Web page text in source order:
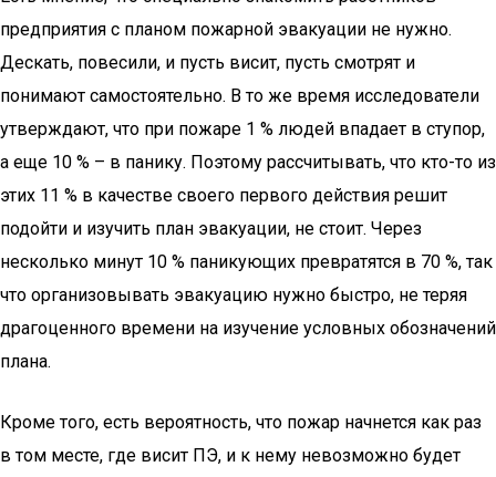
предприятия с планом пожарной эвакуации не нужно.
Дескать, повесили, и пусть висит, пусть смотрят и
понимают самостоятельно. В то же время исследователи
утверждают, что при пожаре 1 % людей впадает в ступор,
а еще 10 % – в панику. Поэтому рассчитывать, что кто-то из
этих 11 % в качестве своего первого действия решит
подойти и изучить план эвакуации, не стоит. Через
несколько минут 10 % паникующих превратятся в 70 %, так
что организовывать эвакуацию нужно быстро, не теряя
драгоценного времени на изучение условных обозначений
плана.
Кроме того, есть вероятность, что пожар начнется как раз
в том месте, где висит ПЭ, и к нему невозможно будет